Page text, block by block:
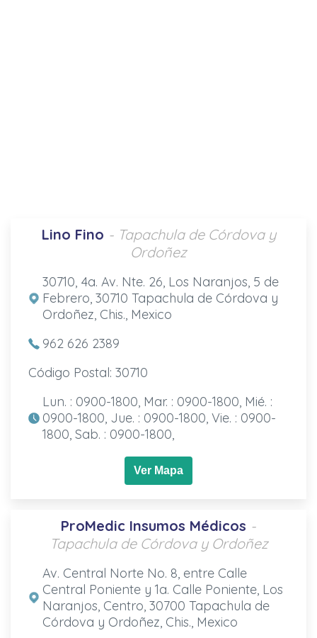
Lino Fino - Tapachula de Córdova y
Ordoñez
30710, 4a. Av. Nte. 26, Los Naranjos, 5 de
Febrero, 30710 Tapachula de Córdova y
Ordoñez, Chis., Mexico
962 626 2389
Código Postal: 30710
Lun. : 0900-1800, Mar. : 0900-1800, Mié. :
0900-1800, Jue. : 0900-1800, Vie. : 0900-
1800, Sab. : 0900-1800,
Ver Mapa
ProMedic Insumos Médicos -
Tapachula de Córdova y Ordoñez
Av. Central Norte No. 8, entre Calle
Central Poniente y 1a. Calle Poniente, Los
Naranjos, Centro, 30700 Tapachula de
Córdova y Ordoñez, Chis., Mexico